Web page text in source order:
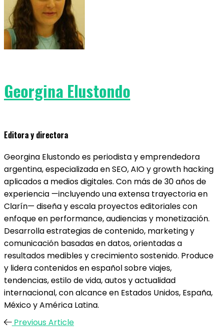
Georgina Elustondo
Editora y directora
Georgina Elustondo es periodista y emprendedora
argentina, especializada en SEO, AIO y growth hacking
aplicados a medios digitales. Con más de 30 años de
experiencia —incluyendo una extensa trayectoria en
Clarín— diseña y escala proyectos editoriales con
enfoque en performance, audiencias y monetización.
Desarrolla estrategias de contenido, marketing y
comunicación basadas en datos, orientadas a
resultados medibles y crecimiento sostenido. Produce
y lidera contenidos en español sobre viajes,
tendencias, estilo de vida, autos y actualidad
internacional, con alcance en Estados Unidos, España,
México y América Latina.
Previous Article